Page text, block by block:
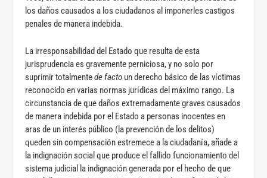
los daños causados a los ciudadanos al imponerles castigos
penales de manera indebida.
La irresponsabilidad del Estado que resulta de esta
jurisprudencia es gravemente perniciosa, y no solo por
suprimir totalmentede facto un derecho básico de las víctimas
reconocido en varias normas jurídicas del máximo rango. La
circunstancia de que daños extremadamente graves causados
de manera indebida por el Estado a personas inocentes en
aras de un interés público (la prevención de los delitos)
queden sin compensación estremece a la ciudadanía, añade a
la indignación social que produce el fallido funcionamiento del
sistema judicial la indignación generada por el hecho de que